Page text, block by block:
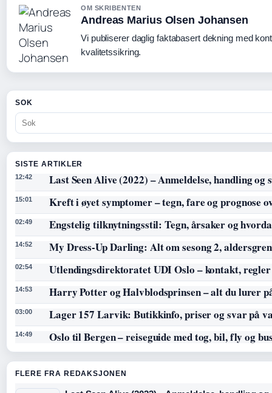
OM SKRIBENTEN
Andreas Marius Olsen Johansen
Vi publiserer daglig faktabasert dekning med
kvalitetssikring.
SOK
SISTE ARTIKLER
12:42 Last Seen Alive (2022) – Anmeldelse, handling
15:01 Kreft i øyet symptomer – tegn, fare og prognose
02:49 Engstelig tilknytningsstil: Tegn, årsaker og
14:52 My Dress-Up Darling: Alt om sesong 2,
02:54 Utlendingsdirektoratet UDI Oslo – kontakt,
14:53 Harry Potter og Halvblodsprinsen – alt du lurer
03:00 Lager 157 Larvik: Butikkinfo, priser og svar på
14:49 Oslo til Bergen – reiseguide med tog, bil, fly og
FLERE FRA REDAKSJONEN